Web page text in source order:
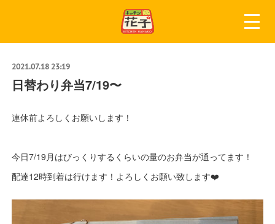
2021.07.18 23:19
日替わり弁当7/19〜
連休前よろしくお願いします！
今日7/19月はびっくりするくらいの量のお弁当が通ってます！
配達12時到着は行けます！よろしくお願い致します❤️